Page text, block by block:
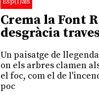
Crema la Font
desgràcia
Un paisatge de
on els arbres clamen
el foc, com el de
poc